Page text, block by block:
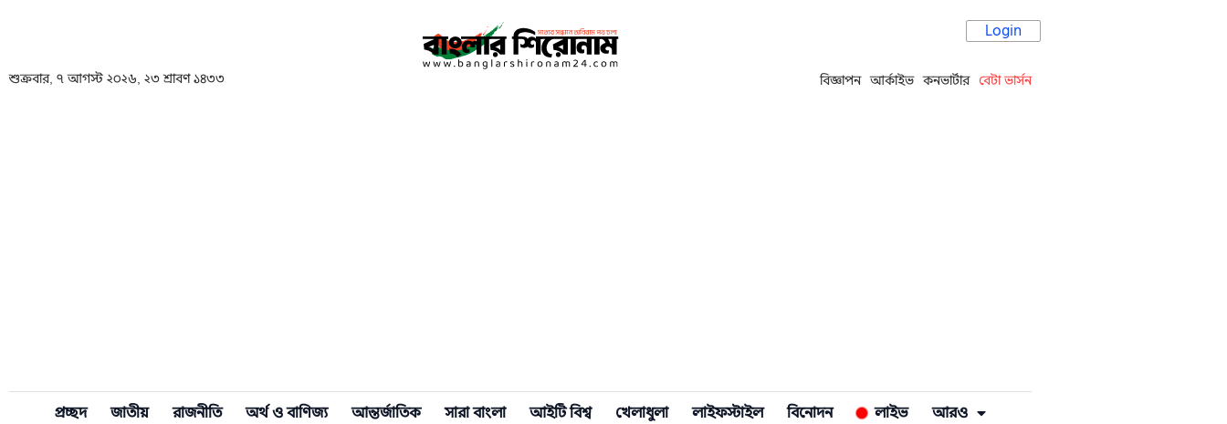
Login
শুক্রবার, ৭ আগস্ট ২০২৬, ২৩ শ্রাবণ ১৪৩৩ বিজ্ঞাপন আর্কাইভ কনভার্টার বেটা ভার্সন
প্রচ্ছদ জাতীয় রাজনীতি অর্থ ও বাণিজ্য আন্তর্জাতিক সারা বাংলা আইটি বিশ্ব খেলাধুলা লাইফস্টাইল বিনোদন লাইভ আরও